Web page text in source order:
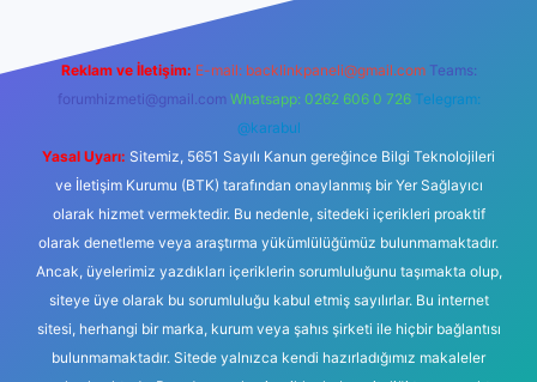
Reklam ve İletişim: E-mail: backlinkpaneli@gmail.com Teams:
forumhizmeti@gmail.com Whatsapp: 0262 606 0 726 Telegram:
@karabul
Yasal Uyarı: Sitemiz, 5651 Sayılı Kanun gereğince Bilgi Teknolojileri
ve İletişim Kurumu (BTK) tarafından onaylanmış bir Yer Sağlayıcı
olarak hizmet vermektedir. Bu nedenle, sitedeki içerikleri proaktif
olarak denetleme veya araştırma yükümlülüğümüz bulunmamaktadır.
Ancak, üyelerimiz yazdıkları içeriklerin sorumluluğunu taşımakta olup,
siteye üye olarak bu sorumluluğu kabul etmiş sayılırlar. Bu internet
sitesi, herhangi bir marka, kurum veya şahıs şirketi ile hiçbir bağlantısı
bulunmamaktadır. Sitede yalnızca kendi hazırladığımız makaleler